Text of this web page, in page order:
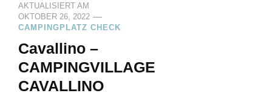
AKTUALISIERT AM
OKTOBER 26, 2022
CAMPINGPLATZ CHECK
Cavallino –
CAMPINGVILLAGE
CAVALLINO